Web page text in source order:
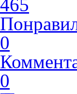
465
0
0